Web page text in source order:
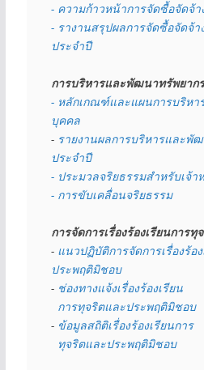
- ความก้าวหน้าการจัดซื้อจัดจ้
- รางานสรุปผลการจัดซื้อจัดจ้
ประจำปี
การบริหารและพัฒนาทรัพยาก
- หลักเกณฑ์และแผนการบริห
บุคคล
- รายงานผลการบริหารและพั
ประจำปี
- ประมวลจริยธรรมสำหรับเจ้า
- การขับเคลื่อนจริยธรรม
การจัดการเรื่องร้องเรียนการ
- แนวปฏิบัติการจัดการเรื่องร้อ
ประพฤติมิชอบ
- ช่องทางแจ้งเรื่องร้องเรียน
  การทุจริตและประพฤติมิชอบ
- ข้อมูลสถิติเรื่องร้องเรียนการ
  ทุจริตและประพฤติมิชอบ